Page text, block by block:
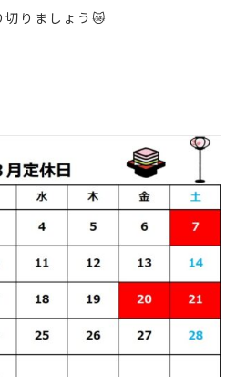
りましょう😿